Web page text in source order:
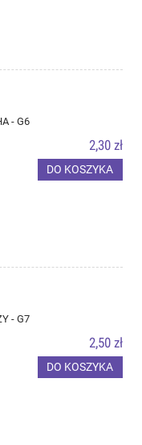
- G6
2,30 zł
DO KOSZYKA
- G7
2,50 zł
DO KOSZYKA